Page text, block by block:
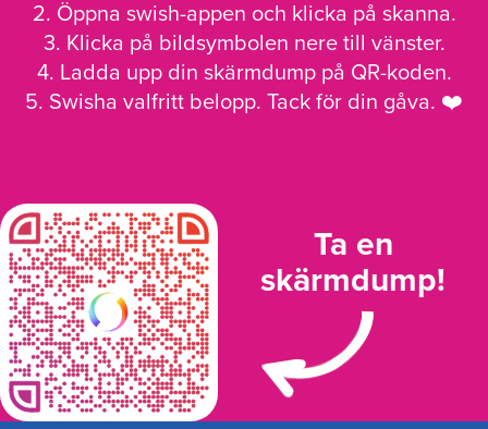
2. Öppna swish-appen och klicka på skanna.
3. Klicka på bildsymbolen nere till vänster.
4. Ladda upp din skärmdump på QR-koden.
5. Swisha valfritt belopp. Tack för din gåva. ❤️
Ta en
skärmdump!